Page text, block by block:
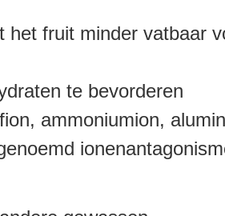
fruit minder vatbaar
te bevorderen
ammoniumion,